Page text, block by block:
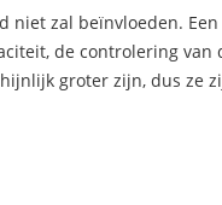
zal beïnvloeden.
de controlering van
groter zijn, dus ze